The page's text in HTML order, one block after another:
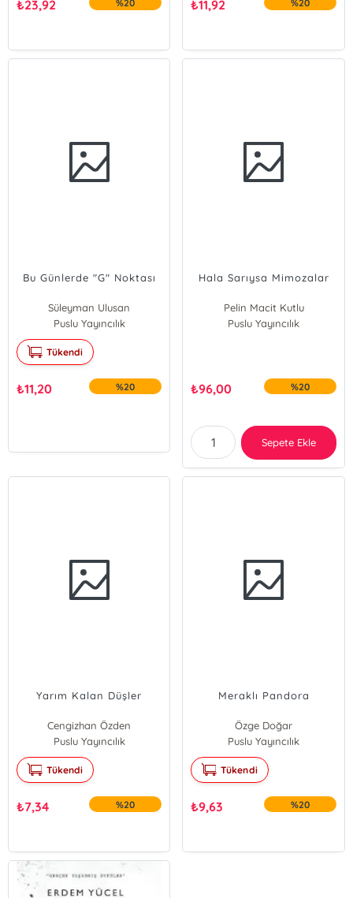
₺23,92 %20 ₺11,92 %20
Bu Günlerde "G" Noktası
Süleyman Ulusan
Puslu Yayıncılık
Tükendi
₺11,20 %20
Hala Sarıysa Mimozalar
Pelin Macit Kutlu
Puslu Yayıncılık
₺96,00 %20
Sepete Ekle
Yarım Kalan Düşler
Cengizhan Özden
Puslu Yayıncılık
Tükendi
₺7,34 %20
Meraklı Pandora
Özge Doğar
Puslu Yayıncılık
Tükendi
₺9,63 %20